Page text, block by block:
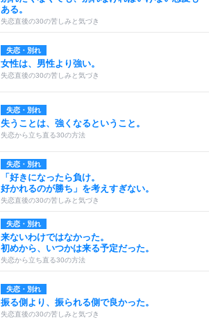
ある。
失恋直後の30の苦しみと気づき
失恋・別れ
女性は、男性より強い。
失恋直後の30の苦しみと気づき
失恋・別れ
失うことは、強くなるということ。
失恋から立ち直る30の方法
失恋・別れ
「好きになったら負け。
好かれるのが勝ち」を考えすぎない。
失恋直後の30の苦しみと気づき
失恋・別れ
来ないわけではなかった。
初めから、いつかは来る予定だった。
失恋から立ち直る30の方法
失恋・別れ
振る側より、振られる側で良かった。
失恋直後の30の苦しみと気づき